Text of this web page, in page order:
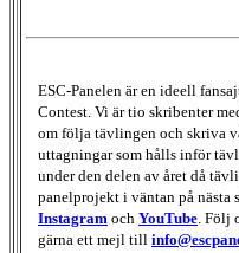
ESC-Panelen är en ideell
Contest. Vi är tio skribenter
om följa tävlingen och skriva
uttagningar som hålls inför
under den delen av året då
panelprojekt i väntan på nästa
Instagram och YouTube. Följ
gärna ett mejl till